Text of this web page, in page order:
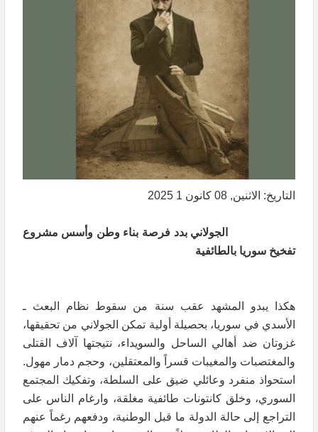
التاريخ: الاثنين, 08 كانون 1 2025
الجولاني بدد فرصة بناء وطن وأسس مشروع
تفخيخ سوريا بالطائفية
هكذا يبدو المشهد عقب سنة من سقوط نظام البعث ـ
الأسدي في سوريا، بحصيلة أولية تمكن الجولاني من تحقيقها،
غزوتان ضد أهالي الساحل والسويداء، نتيجتها آلاف القتلى
والمغتصبات والمغيبات قسراً والمعتقلين، وحجم دمار مهول.
استحواذ منفرد وعائلي ضيق على السلطة، وتفكيك المجتمع
السوري، وخلق كانتونات طائفية مغلقة، وارغام الناس على
التراجع إلى حالة الدولة ما قبل الوطنية، ودفعهم رغماً عنهم